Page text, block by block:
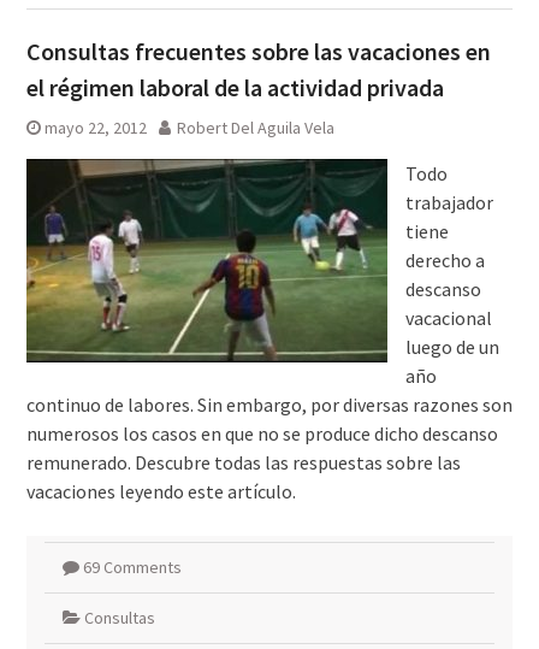
Consultas frecuentes sobre las vacaciones en
el régimen laboral de la actividad privada
mayo 22, 2012 Robert Del Aguila Vela
Todo
trabajador
tiene
derecho a
descanso
vacacional
luego de un
año
continuo de labores. Sin embargo, por diversas razones son
numerosos los casos en que no se produce dicho descanso
remunerado. Descubre todas las respuestas sobre las
vacaciones leyendo este artículo.
69 Comments
Consultas